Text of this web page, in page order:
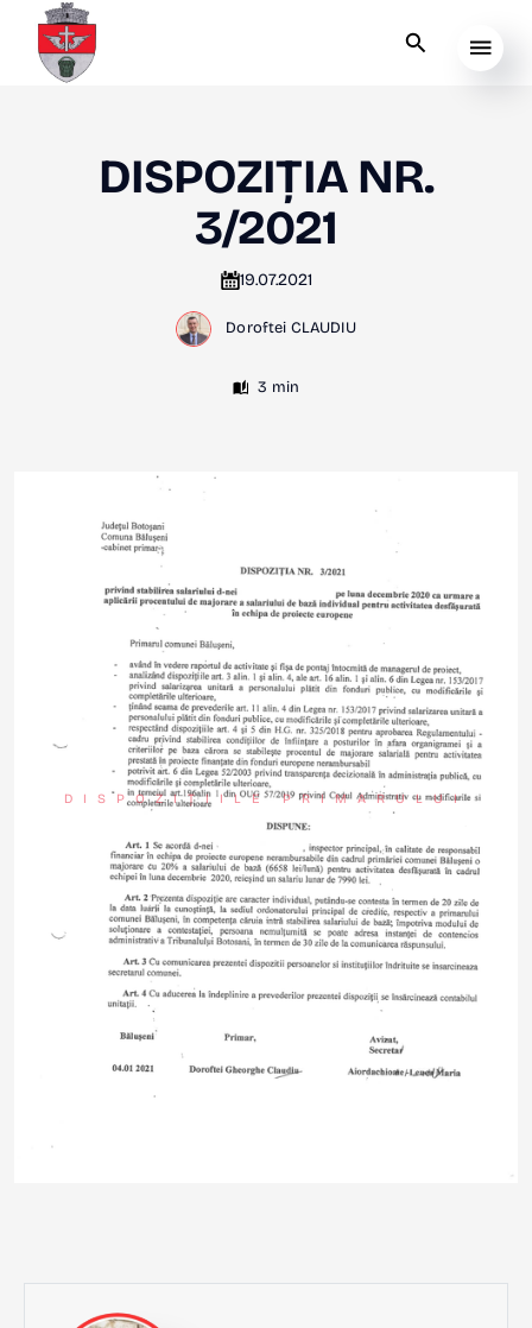
DISPOZIȚIA NR.
3/2021
19.07.2021
Doroftei CLAUDIU
3 min
DISPOZIȚIILE PRIMARULUI